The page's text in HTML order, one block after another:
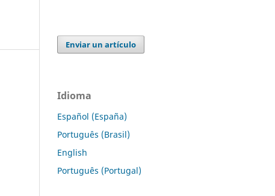
Enviar un artículo
Idioma
Español (España)
Português (Brasil)
English
Português (Portugal)